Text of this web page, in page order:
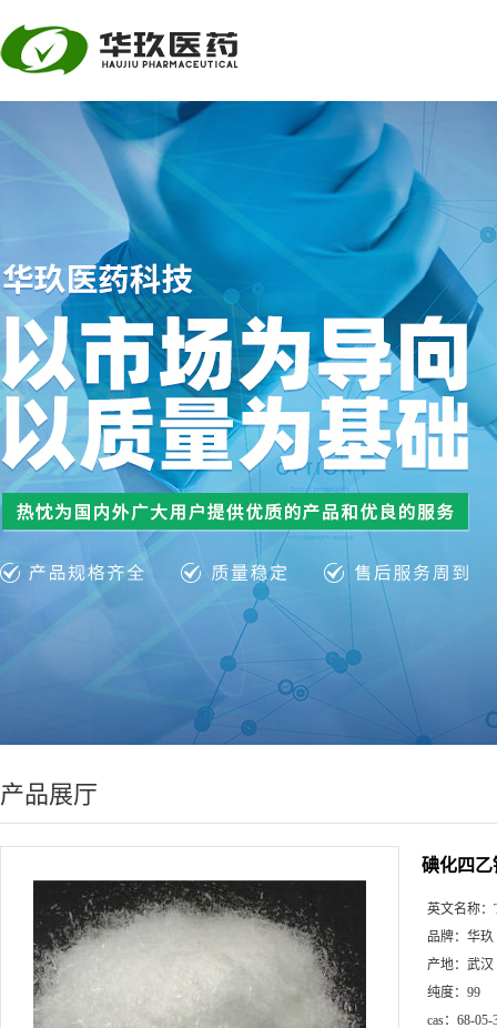
产品展厅
碘化四乙
英文名称：
品牌： 华玖
产地： 武汉
纯度： 99
cas： 68-05-